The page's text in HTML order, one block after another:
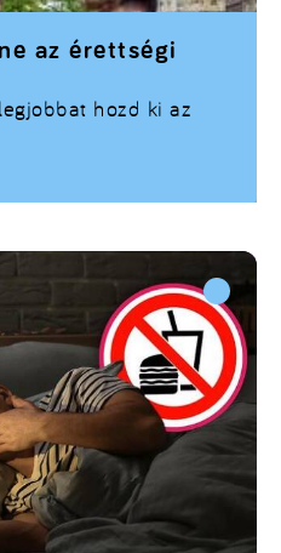
hozd ki az
az érettségi